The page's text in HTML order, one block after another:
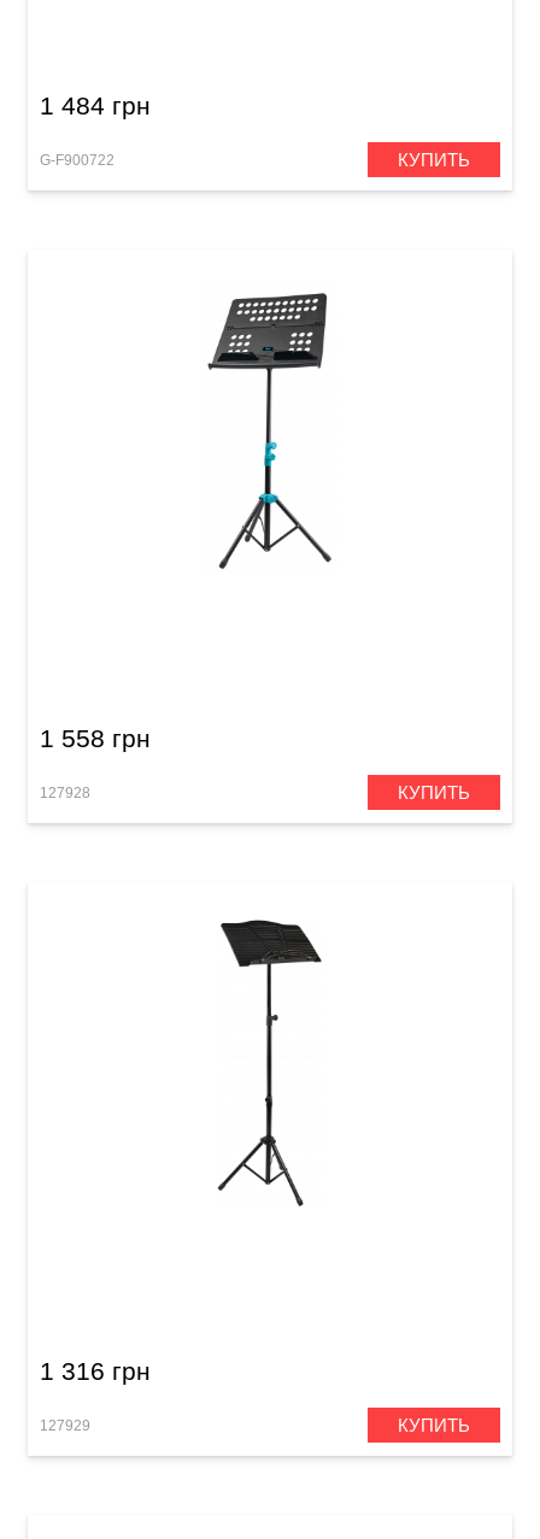
1 484 грн
G-F900722 КУПИТЬ
1 558 грн
127928 КУПИТЬ
1 316 грн
127929 КУПИТЬ